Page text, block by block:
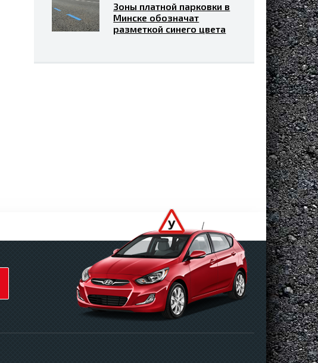
Зоны платной парковки в
Минске обозначат
разметкой синего цвета